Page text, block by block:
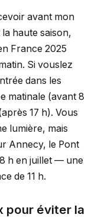
avant mon
haute saison,
France 2025
Si vouslez
dans les
matinale (avant 8
17 h). Vous
lumière, mais
Annecy, le Pont
h en juillet — une
de 11 h.
pour éviter la